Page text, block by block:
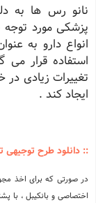
نانو رس ها به
پزشکی مورد
انواع دارو به
استفاده قرار
تغییرات زیادی
ایجاد کند .
:: دانلود طرح توجیهی
در صورتی که برای اخذ
اختصاصی و بانکیبل ، با